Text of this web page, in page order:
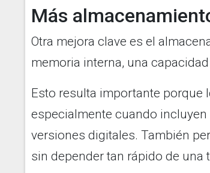
Más
Otra mejora clave es el
memoria interna, una
Esto resulta importante porque
especialmente cuando
versiones digitales. También
sin depender tan rápido de una